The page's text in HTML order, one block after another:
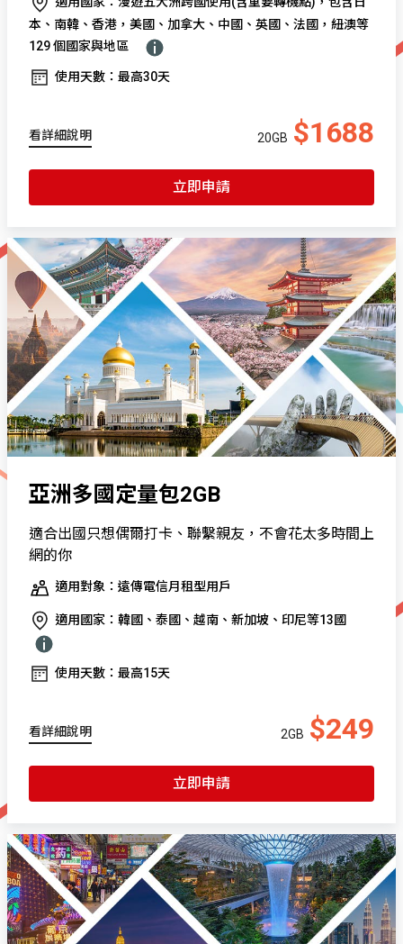
本、南韓、香港，美國、加拿大、中國、英國、法國，紐澳等
129 個國家與地區
使用天數：最高30天
看詳細說明 20GB $1688
立即申請
亞洲多國定量包2GB
適合出國只想偶爾打卡、聯繫親友，不會花太多時間上
網的你
適用對象：遠傳電信月租型用戶
適用國家：韓國、泰國、越南、新加坡、印尼等13國
使用天數：最高15天
看詳細說明 2GB $249
立即申請